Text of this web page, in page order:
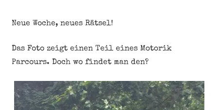
Neue Woche, neues Rätsel!
Das Foto zeigt einen Teil eines Motorik
Parcours. Doch wo findet man den?